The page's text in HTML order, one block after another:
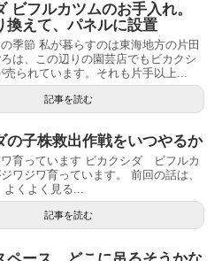
ビフルカツムのお手入れ。
換えて、パネルに設置
季節 私が暮らすのは東海地方の片田
は、この辺りの園芸店でもビカクシ
売られています。それも片手以上...
記事を読む
の子株救出作戦をいつやるか
育っています ビカクシダ ビフルカ
ワジワ育っています。 前回の話は、
よくよく見る...
記事を読む